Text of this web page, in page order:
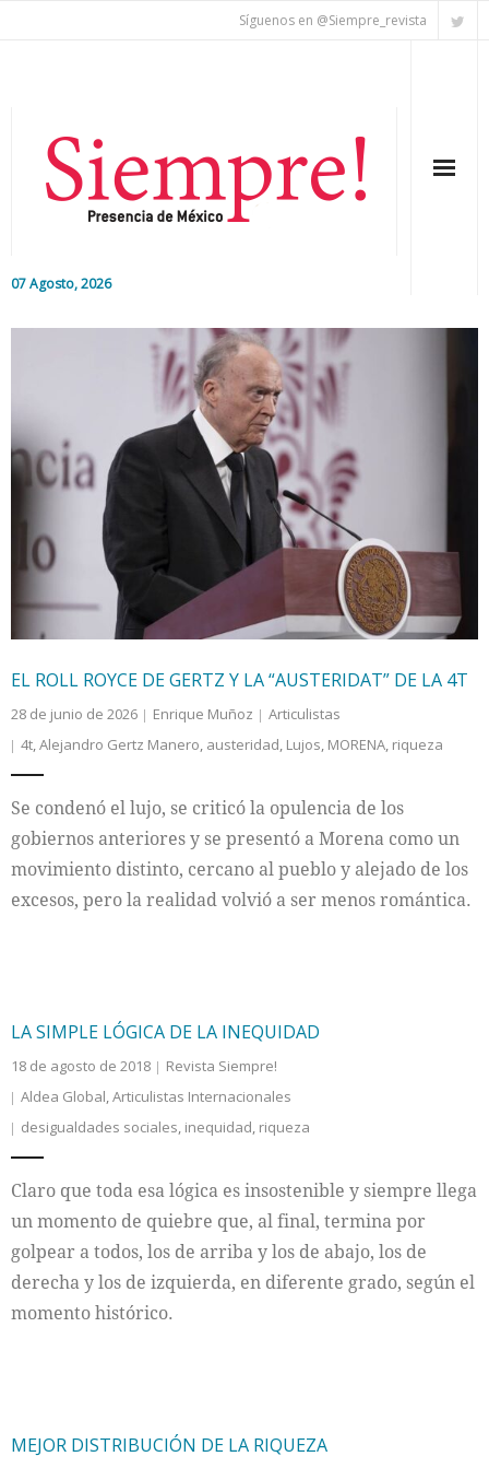
Síguenos en @Siempre_revista
07 Agosto, 2026
Colaboradores
Internacional
EL ROLL ROYCE DE GERTZ Y LA “AUSTERIDAT” DE LA 4T
28 de junio de 2026 Enrique Muñoz
Articulistas
4t,Alejandro Gertz Manero, austeridad, Lujos, MORENA, riqueza
Se condenó el lujo, se criticó la opulencia de los
gobiernos anteriores y se presentó a Morena como un
movimiento distinto, cercano al pueblo y alejado de los
excesos, pero la realidad volvió a ser menos romántica.
LA SIMPLE LÓGICA DE LA INEQUIDAD
18 de agosto de 2018
Revista Siempre!
Aldea Global,Articulistas Internacionales
desigualdades sociales, inequidad, riqueza
Claro que toda esa lógica es insostenible y siempre llega
un momento de quiebre que, al final, termina por
golpear a todos, los de arriba y los de abajo, los de
derecha y los de izquierda, en diferente grado, según el
momento histórico.
MEJOR DISTRIBUCIÓN DE LA RIQUEZA